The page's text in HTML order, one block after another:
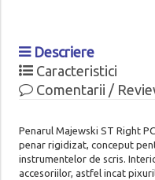
Descriere
Caracteristici
Comentarii /
Penarul Majewski ST Right
penar rigidizat, conceput
instrumentelor de scris.
accesoriilor, astfel incat